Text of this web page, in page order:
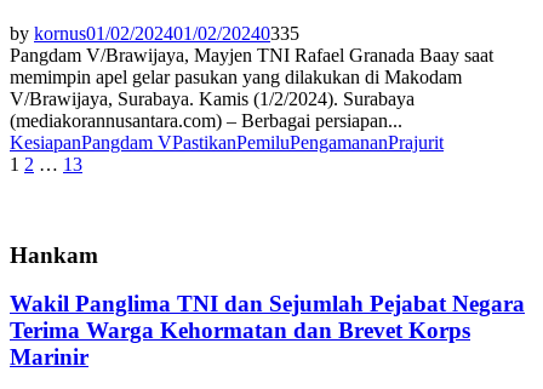
by kornus01/02/202401/02/20240335
Pangdam V/Brawijaya, Mayjen TNI Rafael Granada Baay saat
memimpin apel gelar pasukan yang dilakukan di Makodam
V/Brawijaya, Surabaya. Kamis (1/2/2024). Surabaya
(mediakorannusantara.com) – Berbagai persiapan...
KesiapanPangdam VPastikanPemiluPengamananPrajurit
Paginasi
1 2 … 13
Hankam
Wakil Panglima TNI dan Sejumlah Pejabat Negara
Terima Warga Kehormatan dan Brevet Korps
Marinir